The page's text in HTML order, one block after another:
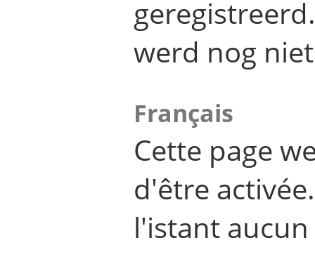
werd nog
Français
Cette page
d'être
l'istant